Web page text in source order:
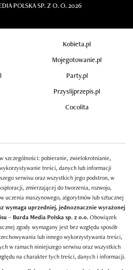
POLSKA SP. Z O. O. 2026
Kobieta.pl
Mojegotowanie.pl
Party.pl
Przyslijprzepis.pl
Cocolita
szczególności: pobieranie, zwielokrotnianie,
treści, danych lub informacji
serwisu oraz wszystkich jego podstron, w
zmierzającej do tworzenia, rozwoju,
uczenia maszynowego, algorytmów lub sztucznej
wymaga uprzedniej, jednoznacznie wyrażonej
– Burda Media Polska sp. z o.o.Obowiązek
zgody wymagany jest bez względu sposób
lub innego wykorzystywania treści,
w ramach niniejszego serwisu oraz wszystkich
na charakter tych treści, danych i informacji.